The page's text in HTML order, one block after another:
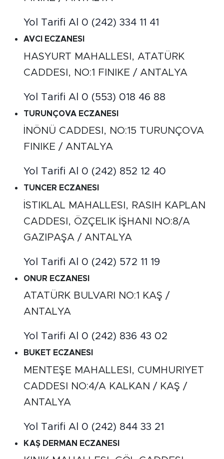
Yol Tarifi Al 0 (242) 334 11 41
AVCI ECZANESI
HASYURT MAHALLESI, ATATÜRK
CADDESI, NO:1 FINIKE / ANTALYA
Yol Tarifi Al 0 (553) 018 46 88
TURUNÇOVA ECZANESI
İNÖNÜ CADDESI, NO:15 TURUNÇOVA
FINIKE / ANTALYA
Yol Tarifi Al 0 (242) 852 12 40
TUNCER ECZANESI
İSTIKLAL MAHALLESI, RASIH KAPLAN
CADDESI, ÖZÇELIK İŞHANI NO:8/A
GAZIPAŞA / ANTALYA
Yol Tarifi Al 0 (242) 572 11 19
ONUR ECZANESI
ATATÜRK BULVARI NO:1 KAŞ /
ANTALYA
Yol Tarifi Al 0 (242) 836 43 02
BUKET ECZANESI
MENTEŞE MAHALLESI, CUMHURIYET
CADDESI NO:4/A KALKAN / KAŞ /
ANTALYA
Yol Tarifi Al 0 (242) 844 33 21
KAŞ DERMAN ECZANESI